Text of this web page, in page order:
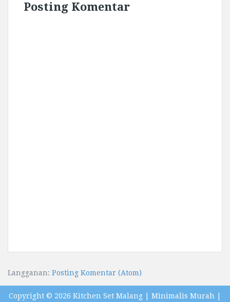
Posting Komentar
Langganan: Posting Komentar (Atom)
Copyright © 2026 Kitchen Set Malang | Minimalis Murah